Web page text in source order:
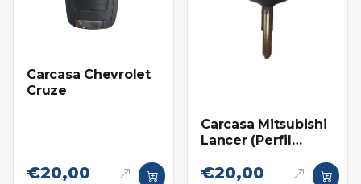
Carcasa Chevrolet
Cruze
€20,00
Carcasa Mitsubishi
Lancer (Perfil
€20,00